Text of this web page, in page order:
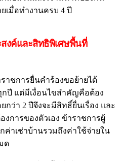
เมื่อทำงานครบ 4 ปี
งค์และสิทธิพิเศษพื้นที่
าชการยื่นคำร้องขอย้ายได้
ปี แต่มีเงื่อนไขสำคัญคือต้อง
ว่า 2 ปีจึงจะมีสิทธิ์ยื่นเรื่อง และ
การของตัวเอง ข้าราชการผู้
ค่าเช่าบ้านรวมถึงค่าใช้จ่ายใน
ด